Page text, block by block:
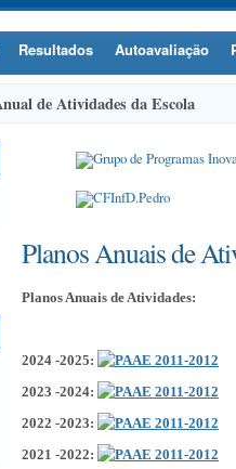
Resultados Autoavaliação
de Atividades da Escola
Planos Anuais de
Planos Anuais de Atividades:
2024 -2025:
2023 -2024:
2022 -2023:
2021 -2022: